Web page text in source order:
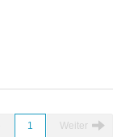
1 Weiter